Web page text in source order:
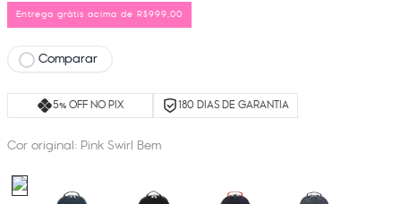
Entrega grátis acima de R$999,00
Comparar
5% OFF NO PIX 180 DIAS DE GARANTIA
Cor original: Pink Swirl Bem